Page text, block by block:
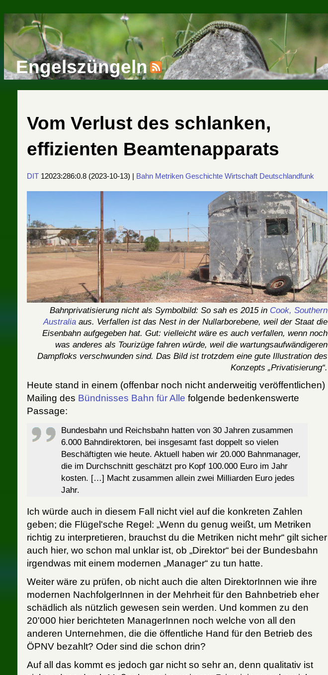
Engelszüngeln
Vom Verlust des schlanken,
effizienten Beamtenapparats
DIT 12023:286:0.8 (2023-10-13) | Bahn Metriken Geschichte Wirtschaft Deutschlandfunk
Bahnprivatisierung nicht als Symbolbild: So sah es 2015 in Cook, Southern
Australiaaus. Verfallen ist das Nest in der Nullarborebene, weil der Staat die
Eisenbahn aufgegeben hat. Gut: vielleicht wäre es auch verfallen, wenn noch
was anderes als Tourizüge fahren würde, weil die wartungsaufwändigeren
Dampfloks verschwunden sind. Das Bild ist trotzdem eine gute Illustration des
Konzepts „Privatisierung“.
Heute stand in einem (offenbar noch nicht anderweitig veröffentlichen)
Mailing des Bündnisses Bahn für Alle folgende bedenkenswerte
Passage:
Bundesbahn und Reichsbahn hatten von 30 Jahren zusammen
6.000 Bahndirektoren, bei insgesamt fast doppelt so vielen
Beschäftigten wie heute. Aktuell haben wir 20.000 Bahnmanager,
die im Durchschnitt geschätzt pro Kopf 100.000 Euro im Jahr
kosten. […] Macht zusammen allein zwei Milliarden Euro jedes
Jahr.
Ich würde auch in diesem Fall nicht viel auf die konkreten Zahlen
geben; die Flügel'sche Regel: „Wenn du genug weißt, um Metriken
richtig zu interpretieren, brauchst du die Metriken nicht mehr“ gilt sicher
auch hier, wo schon mal unklar ist, ob „Direktor“ bei der Bundesbahn
irgendwas mit einem modernen „Manager“ zu tun hatte.
Weiter wäre zu prüfen, ob nicht auch die alten DirektorInnen wie ihre
modernen NachfolgerInnen in der Mehrheit für den Bahnbetrieb eher
schädlich als nützlich gewesen sein werden. Und kommen zu den
20'000 hier berichteten ManagerInnen noch welche von all den
anderen Unternehmen, die die öffentliche Hand für den Betrieb des
ÖPNV bezahlt? Oder sind die schon drin?
Auf all das kommt es jedoch gar nicht so sehr an, denn qualitativ ist